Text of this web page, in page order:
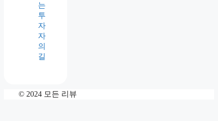
는
투
자
자
의
길
© 2024 모든 리뷰